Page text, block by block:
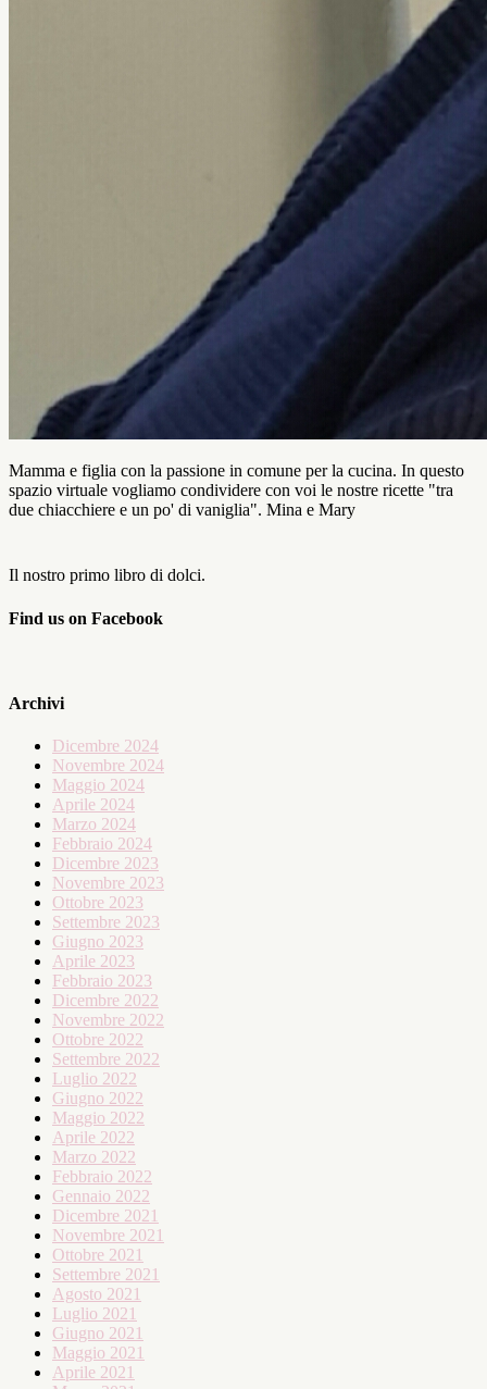
Mamma e figlia con la passione in comune per la cucina. In questo
spazio virtuale vogliamo condividere con voi le nostre ricette "tra
due chiacchiere e un po' di vaniglia". Mina e Mary
Il nostro primo libro di dolci.
Find us on Facebook
Archivi
Dicembre 2024
Novembre 2024
Maggio 2024
Aprile 2024
Marzo 2024
Febbraio 2024
Dicembre 2023
Novembre 2023
Ottobre 2023
Settembre 2023
Giugno 2023
Aprile 2023
Febbraio 2023
Dicembre 2022
Novembre 2022
Ottobre 2022
Settembre 2022
Luglio 2022
Giugno 2022
Maggio 2022
Aprile 2022
Marzo 2022
Febbraio 2022
Gennaio 2022
Dicembre 2021
Novembre 2021
Ottobre 2021
Settembre 2021
Agosto 2021
Luglio 2021
Giugno 2021
Maggio 2021
Aprile 2021